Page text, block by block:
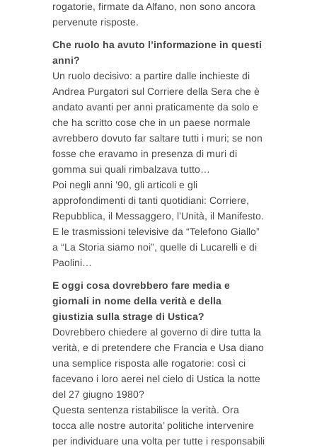
rogatorie, firmate da Alfano, non sono ancora
pervenute risposte.
Che ruolo ha avuto l’informazione in questi
anni?
Un ruolo decisivo: a partire dalle inchieste di
Andrea Purgatori sul Corriere della Sera che è
andato avanti per anni praticamente da solo e
che ha scritto cose che in un paese normale
avrebbero dovuto far saltare tutti i muri; se non
fosse che eravamo in presenza di muri di
gomma sui quali rimbalzava tutto…
Poi negli anni ’90, gli articoli e gli
approfondimenti di tanti quotidiani: Corriere,
Repubblica, il Messaggero, l’Unità, il Manifesto.
E le trasmissioni televisive da “Telefono Giallo”
a “La Storia siamo noi”, quelle di Lucarelli e di
Paolini…
E oggi cosa dovrebbero fare media e
giornali in nome della verità e della
giustizia sulla strage di Ustica?
Dovrebbero chiedere al governo di dire tutta la
verità, e di pretendere che Francia e Usa diano
una semplice risposta alle rogatorie: così ci
facevano i loro aerei nel cielo di Ustica la notte
del 27 giugno 1980?
Questa sentenza ristabilisce la verità. Ora
tocca alle nostre autorita’ politiche intervenire
per individuare una volta per tutte i responsabili